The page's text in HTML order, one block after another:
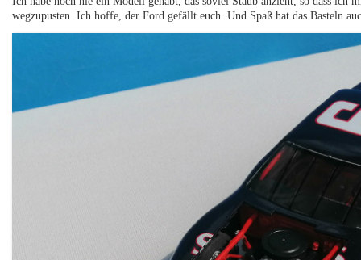
wegzupusten. Ich hoffe, der Ford gefällt euch. Und Spaß hat das Basteln